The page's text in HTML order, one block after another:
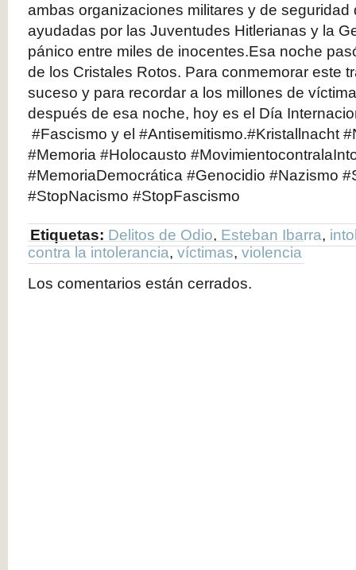
ambas organizaciones militares y de seguridad
ayudadas por las Juventudes Hitlerianas y la
pánico entre miles de inocentes.Esa noche
de los Cristales Rotos. Para conmemorar este
suceso y para recordar a los millones de
después de esa noche, hoy es el Día
#Fascismo y el #Antisemitismo.#Kristallnacht
#Memoria #Holocausto
#MemoriaDemocrática #Genocidio #Nazismo
#StopNacismo #StopFascismo
Etiquetas: Delitos de Odio, Esteban Ibarra,
contra la intolerancia, víctimas, violencia
Los comentarios están cerrados.